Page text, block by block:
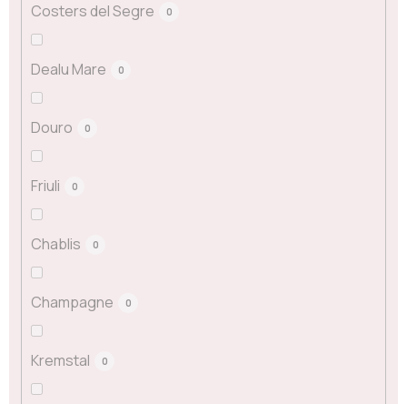
Costers del Segre 0
Dealu Mare 0
Douro 0
Friuli 0
Chablis 0
Champagne 0
Kremstal 0